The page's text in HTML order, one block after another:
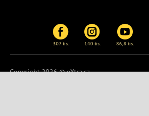
307 tis. 140 tis. 86,8 tis.
Copyright 2026 © eXtra.cz